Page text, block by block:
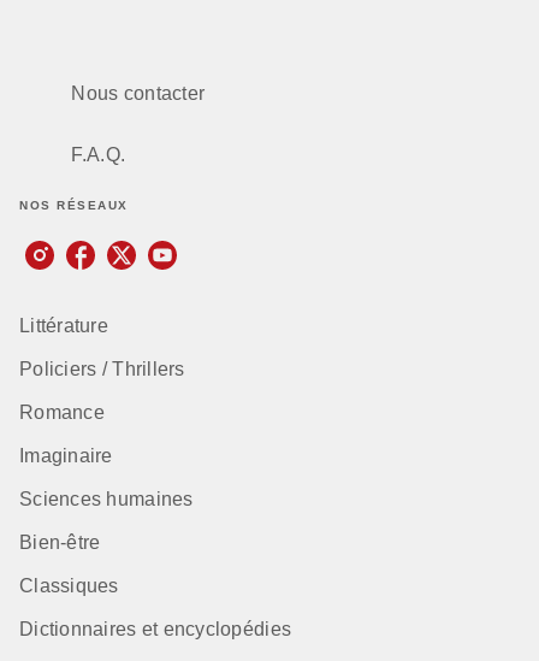
Nous contacter
F.A.Q.
NOS RÉSEAUX
Littérature
Policiers / Thrillers
Romance
Imaginaire
Sciences humaines
Bien-être
Classiques
Dictionnaires et encyclopédies